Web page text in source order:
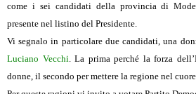
come i sei candidati della provincia di
presente nel listino del Presidente.
Vi segnalo in particolare due candidati, una
Luciano Vecchi. La prima perché la forza
donne, il secondo per mettere la regione nel